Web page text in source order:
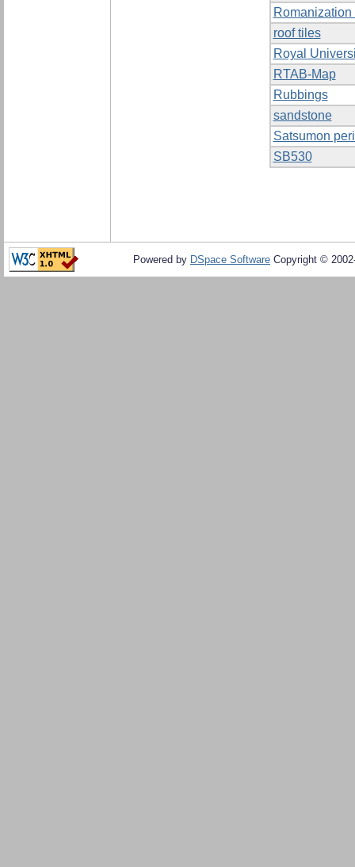
Romanization
roof tiles
Royal
RTAB-Map
Rubbings
sandstone
Satsumon
SB530
Powered by DSpace Software Copyright ©